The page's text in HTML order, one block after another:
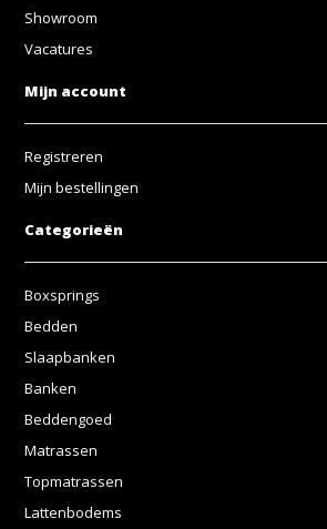
Showroom
Vacatures
Mijn account
Registreren
Mijn bestellingen
Categorieën
Boxsprings
Bedden
Slaapbanken
Banken
Beddengoed
Matrassen
Topmatrassen
Lattenbodems